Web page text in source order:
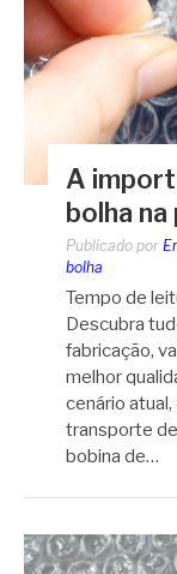
A
bolha
Publicado por
bolha
Tempo de
Descubra
fabricação,
melhor
cenário
transporte
bobina de…